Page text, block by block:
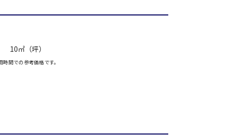
10㎡（坪）
間での参考価格です。
ランド